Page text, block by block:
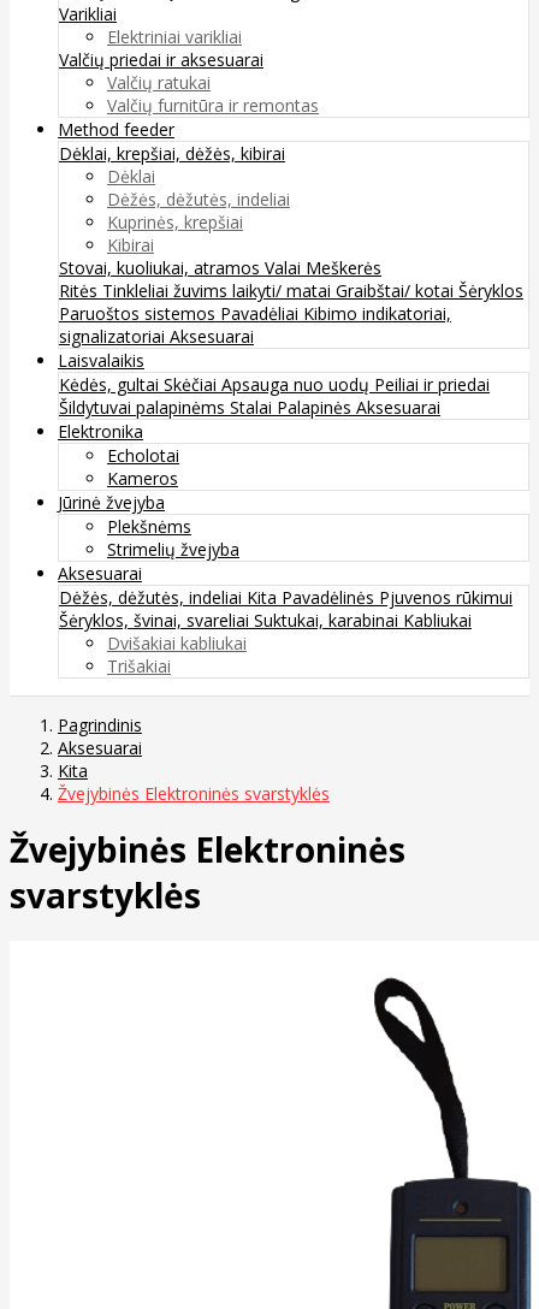
Varikliai
Elektriniai varikliai
Valčių priedai ir aksesuarai
Valčių ratukai
Valčių furnitūra ir remontas
Method feeder
Dėklai, krepšiai, dėžės, kibirai
Dėklai
Dėžės, dėžutės, indeliai
Kuprinės, krepšiai
Kibirai
Stovai, kuoliukai, atramos Valai Meškerės
Ritės Tinkleliai žuvims laikyti/ matai Graibštai/ kotai Šėryklos
Paruoštos sistemos Pavadėliai Kibimo indikatoriai,
signalizatoriai Aksesuarai
Laisvalaikis
Kėdės, gultai Skėčiai Apsauga nuo uodų Peiliai ir priedai
Šildytuvai palapinėms Stalai Palapinės Aksesuarai
Elektronika
Echolotai
Kameros
Jūrinė žvejyba
Plekšnėms
Strimelių žvejyba
Aksesuarai
Dėžės, dėžutės, indeliai Kita Pavadėlinės Pjuvenos rūkimui
Šėryklos, švinai, svareliai Suktukai, karabinai Kabliukai
Dvišakiai kabliukai
Trišakiai
Pagrindinis
Aksesuarai
Kita
Žvejybinės Elektroninės svarstyklės
Žvejybinės Elektroninės
svarstyklės